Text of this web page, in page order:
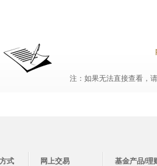
注：如果无法直接查看，
式
网上交易
基金产品/理